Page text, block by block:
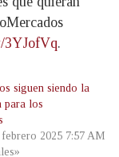
3YJofVq.
siguen siendo la
para los
2025 7:57 AM